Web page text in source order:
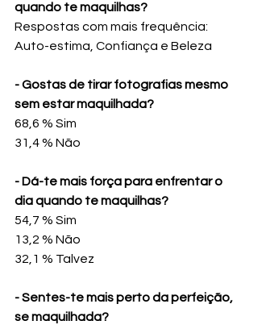
quando te maquilhas?
Respostas com mais frequência:
Auto-estima, Confiança e Beleza
- Gostas de tirar fotografias mesmo
sem estar maquilhada?
68,6 % Sim
31,4 % Não
- Dá-te mais força para enfrentar o
dia quando te maquilhas?
54,7 % Sim
13,2 % Não
32,1 % Talvez
- Sentes-te mais perto da perfeição,
se maquilhada?